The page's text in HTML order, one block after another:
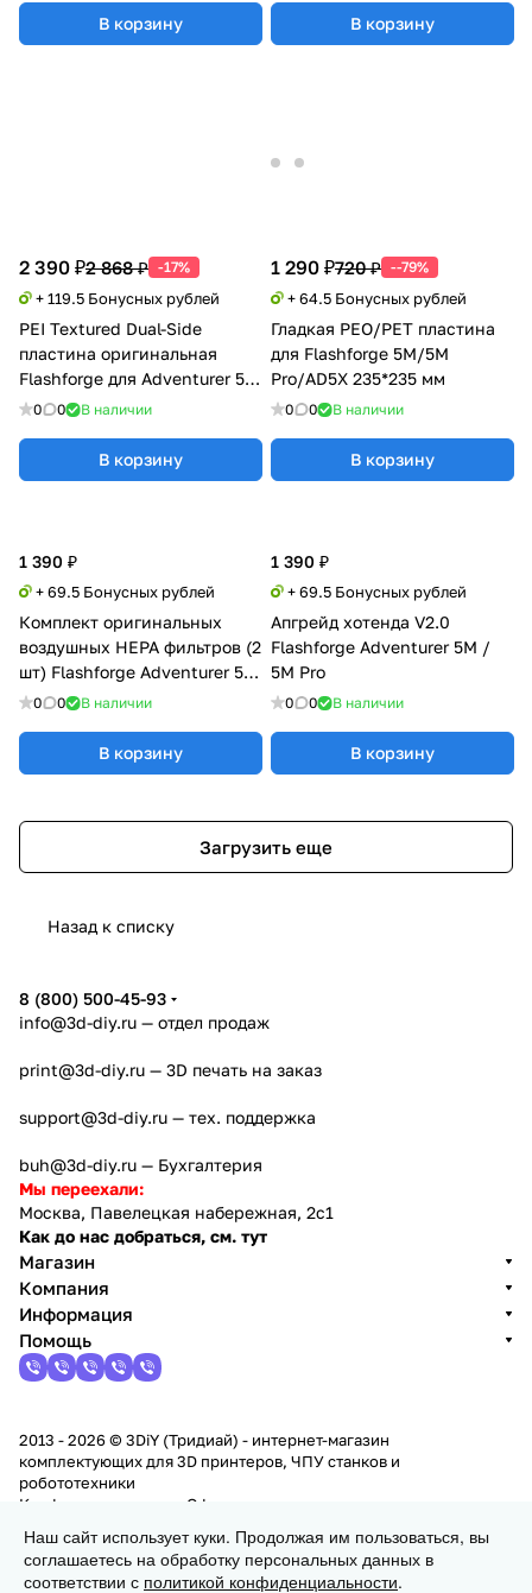
В корзину В корзину
2 390 ₽2 868 ₽ -17%
+ 119.5 Бонусных рублей
PEI Textured Dual-Side
пластина оригинальная
Flashforge для Adventurer 5M
/ 5M Pro / AD5X
0 0 В наличии
В корзину
1 290 ₽720 ₽ --79%
+ 64.5 Бонусных рублей
Гладкая PEO/PET пластина
для Flashforge 5M/5M
Pro/AD5X 235*235 мм
0 0 В наличии
В корзину
1 390 ₽
+ 69.5 Бонусных рублей
Комплект оригинальных
воздушных HEPA фильтров (2
шт) Flashforge Adventurer 5M
и 5M Pro
0 0 В наличии
В корзину
1 390 ₽
+ 69.5 Бонусных рублей
Апгрейд хотенда V2.0
Flashforge Adventurer 5M /
5M Pro
0 0 В наличии
В корзину
Загрузить еще
Назад к списку
Заказать
8 (800) 500-45-93
info@3d-diy.ru — отдел продаж
print@3d-diy.ru — 3D печать на заказ
support@3d-diy.ru — тех. поддержка
buh@3d-diy.ru — Бухгалтерия
Мы переехали:
Москва, Павелецкая набережная, 2с1
Как до нас добраться, см. тут
Магазин
Компания
Информация
Помощь
2013 - 2026 © 3DiY (Тридиай) - интернет-магазин
комплектующих для 3D принтеров, ЧПУ станков и
робототехники
Конфиденциальность Оферта
Наш сайт использует куки. Продолжая им пользоваться, вы
соглашаетесь на обработку персональных данных в
соответствии с политикой конфиденциальности.